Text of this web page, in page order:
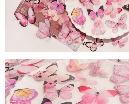
이코 라이프 하